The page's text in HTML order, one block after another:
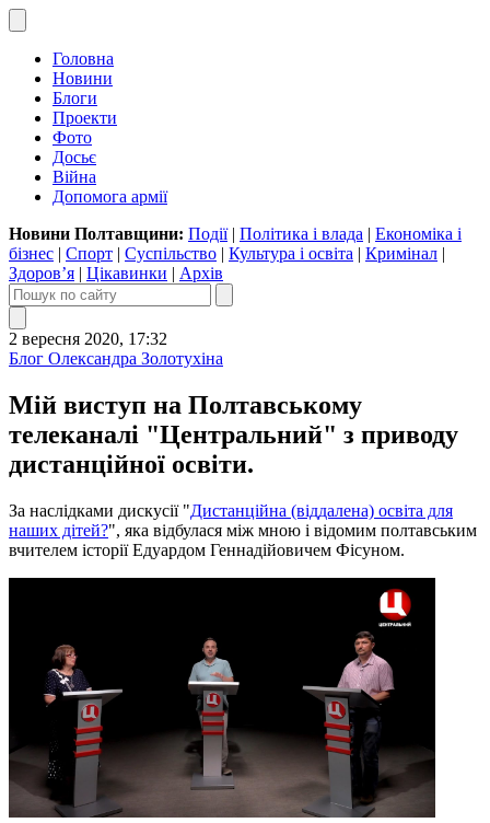
Головна
Новини
Блоги
Проекти
Фото
Досьє
Війна
Допомога армії
Новини Полтавщини: Події| Політика і влада | Економіка і
бізнес | Спорт | Суспільство | Культура і освіта | Кримінал |
Здоров’я | Цікавинки | Архів
2 вересня 2020, 17:32
Блог Олександра Золотухіна
Мій виступ на Полтавському
телеканалі "Центральний" з приводу
дистанційної освіти.
За наслідками дискусії "Дистанційна (віддалена) освіта для
наших дітей?", яка відбулася між мною і відомим полтавським
вчителем історії Едуардом Геннадійовичем Фісуном.